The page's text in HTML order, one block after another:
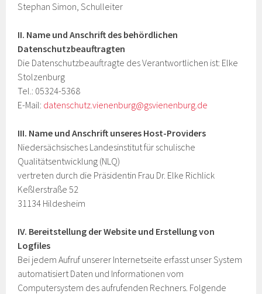
Stephan Simon, Schulleiter
II. Name und Anschrift des behördlichen
Datenschutzbeauftragten
Die Datenschutzbeauftragte des Verantwortlichen ist: Elke
Stolzenburg
Tel.: 05324-5368
E-Mail: datenschutz.vienenburg@gsvienenburg.de
III. Name und Anschrift unseres Host-Providers
Niedersächsisches Landesinstitut für schulische
Qualitätsentwicklung (NLQ)
vertreten durch die Präsidentin Frau Dr. Elke Richlick
Keßlerstraße 52
31134 Hildesheim
IV. Bereitstellung der Website und Erstellung von
Logfiles
Bei jedem Aufruf unserer Internetseite erfasst unser System
automatisiert Daten und Informationen vom
Computersystem des aufrufenden Rechners. Folgende